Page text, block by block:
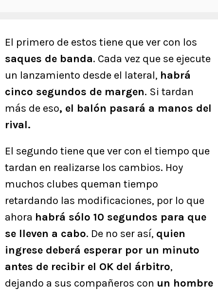
El primero de estos tiene que ver con los
saques de banda. Cada vez que se ejecute
un lanzamiento desde el lateral, habrá
cinco segundos de margen. Si tardan
más de eso, el balón pasará a manos del
rival.
El segundo tiene que ver con el tiempo que
tardan en realizarse los cambios. Hoy
muchos clubes queman tiempo
retardando las modificaciones, por lo que
ahora habrá sólo 10 segundos para que
se lleven a cabo. De no ser así, quien
ingrese deberá esperar por un minuto
antes de recibir el OK del árbitro,
dejando a sus compañeros con un hombre